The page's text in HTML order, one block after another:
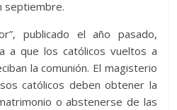
septiembre.
publicado el año pasado,
a que los católicos vueltos a
la comunión. El magisterio
católicos deben obtener la
o abstenerse de las